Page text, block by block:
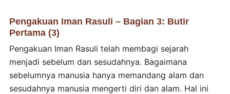
Pengakuan Iman Rasuli – Bagian 3: Butir
Pertama (3)
Pengakuan Iman Rasuli telah membagi sejarah
menjadi sebelum dan sesudahnya. Bagaimana
sebelumnya manusia hanya memandang alam dan
sesudahnya manusia mengerti diri dan alam. Hal ini